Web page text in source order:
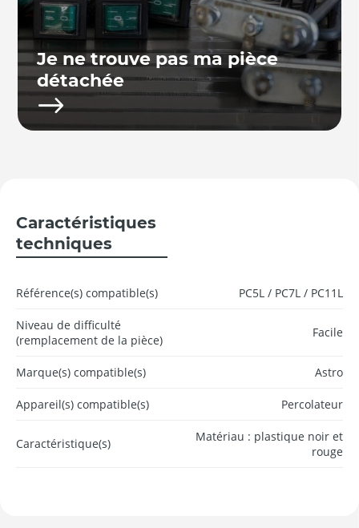
Je ne trouve pas ma pièce
détachée
Caractéristiques
techniques
Référence(s) compatible(s) PC5L / PC7L / PC11L
Niveau de difficulté
(remplacement de la pièce)
Facile
Marque(s) compatible(s) Astro
Appareil(s) compatible(s) Percolateur
Caractéristique(s)
Matériau : plastique noir et
rouge